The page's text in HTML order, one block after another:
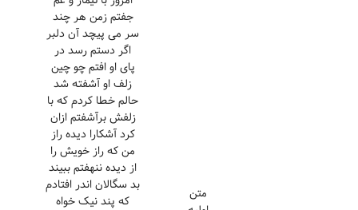
متن
جفتم زمن هر چند
سر می پیچد آن دلبر
اگر دستم رسد در
پای او افتم چو چین
زلف او آشفته شد
حالم خطا کردم که با
زلفش برآشفتم ازان
کرد آشکارا دیده راز
من که راز خویش را
از دیده ننهفتم ببیند
بد سگالان اندر افتادم
که پند نیک خواه